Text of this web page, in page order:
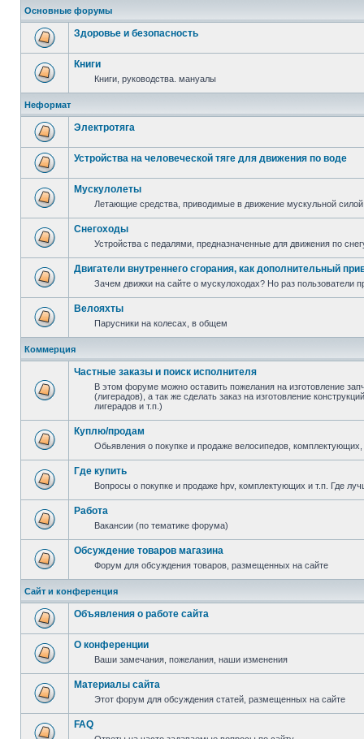
Основные форумы
Здоровье и безопасность
Книги
Книги, руководства. мануалы
Неформат
Электротяга
Устройства на человеческой тяге для движения по воде
Мускулолеты
Летающие средства, приводимые в движение мускульной силой
Снегоходы
Устройства с педалями, предназначенные для движения по
Двигатели внутреннего сгорания, как дополнительный
Зачем движки на сайте о мускулоходах? Но раз пользователи
Велояхты
Парусники на колесах, в общем
Коммерция
Частные заказы и поиск исполнителя
В этом форуме можно оставить пожелания на изготовление
(лигерадов), а так же сделать заказ на изготовление
лигерадов и т.п.)
Куплю/продам
Обьявления о покупке и продаже велосипедов,
Где купить
Вопросы о покупке и продаже hpv, комплектующих и т.п. Где
Работа
Вакансии (по тематике форума)
Обсуждение товаров магазина
Форум для обсуждения товаров, размещенных на сайте
Сайт и конференция
Объявления о работе сайта
О конференции
Ваши замечания, пожелания, наши изменения
Материалы сайта
Этот форум для обсуждения статей, размещенных на сайте
FAQ